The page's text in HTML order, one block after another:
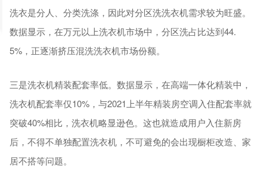
洗衣是分人、分类洗涤，因此对分区洗洗衣机需求较为旺盛。
数据显示，在万元以上洗衣机市场中，分区洗占比达到44.
5%，正逐渐挤压混洗洗衣机市场份额。
三是洗衣机精装配套率低。数据显示，在高端一体化精装中，
洗衣机配套率仅10%，与2021上半年精装房空调入住配套率就
突破40%相比，洗衣机略显逊色。这也就造成用户入住新房
后，不得不单独配置洗衣机，不可避免的会出现橱柜改造、家
居不搭等问题。